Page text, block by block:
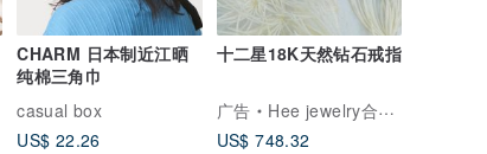
CHARM 日本制近江晒
纯棉三角巾
casual box
US$ 22.26
十二星18K天然钻石戒指
广告
Hee jewelry合一轻珠宝
US$ 748.32